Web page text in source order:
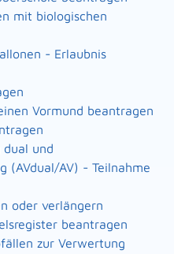
mit biologischen
- Erlaubnis
Vormund beantragen
dual und
(AVdual/AV) - Teilnahme
oder verlängern
beantragen
zur Verwertung